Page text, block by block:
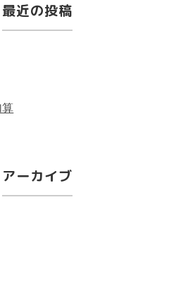
最近の投稿
算
アーカイブ